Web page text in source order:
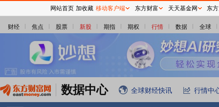
财经 焦点 股票 新股 期指 期权 行情 数据 全球
数据中心 全球财经快讯 行情中
网站首页 加收藏 移动客户端 东方财富 天天基金网 东